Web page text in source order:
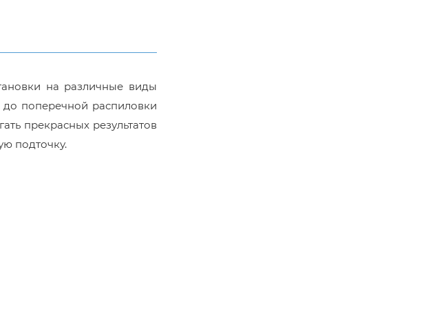
на различные виды
поперечной распиловки
прекрасных результатов
подточку.